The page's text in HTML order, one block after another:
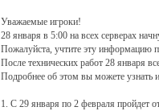
Уважаемые игроки!
28 января в 5:00 на всех серверах
Пожалуйста, учтите эту информацию
После технических работ 28 января
Подробнее об этом вы можете узнать
1. С 29 января по 2 февраля пройдет